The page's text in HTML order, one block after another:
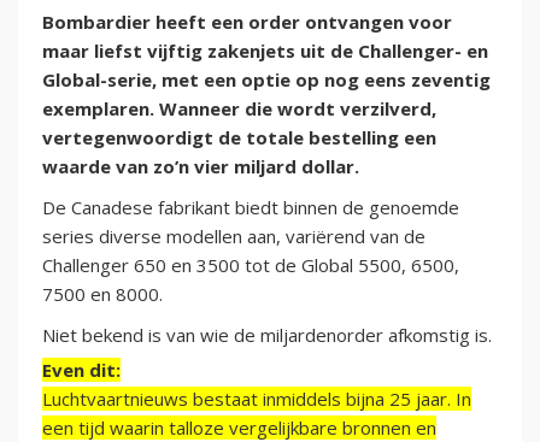
Bombardier heeft een order ontvangen voor
maar liefst vijftig zakenjets uit de Challenger- en
Global-serie, met een optie op nog eens zeventig
exemplaren. Wanneer die wordt verzilverd,
vertegenwoordigt de totale bestelling een
waarde van zo’n vier miljard dollar.
De Canadese fabrikant biedt binnen de genoemde
series diverse modellen aan, variërend van de
Challenger 650 en 3500 tot de Global 5500, 6500,
7500 en 8000.
Niet bekend is van wie de miljardenorder afkomstig is.
Even dit:
Luchtvaartnieuws bestaat inmiddels bijna 25 jaar. In
een tijd waarin talloze vergelijkbare bronnen en